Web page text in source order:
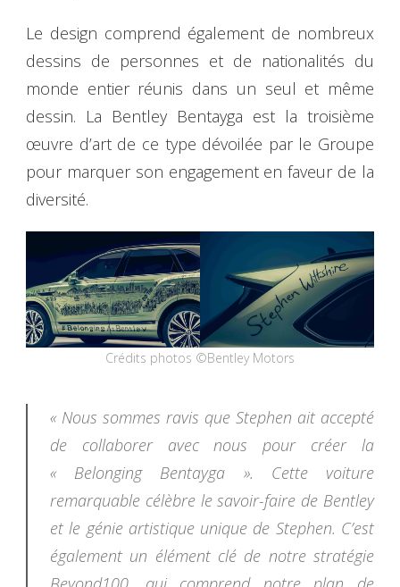
Le design comprend également de nombreux
dessins de personnes et de nationalités du
monde entier réunis dans un seul et même
dessin. La Bentley Bentayga est la troisième
œuvre d’art de ce type dévoilée par le Groupe
pour marquer son engagement en faveur de la
diversité.
Crédits photos ©Bentley Motors
« Nous sommes ravis que Stephen ait accepté
de collaborer avec nous pour créer la
« Belonging Bentayga ». Cette voiture
remarquable célèbre le savoir-faire de Bentley
et le génie artistique unique de Stephen. C’est
également un élément clé de notre stratégie